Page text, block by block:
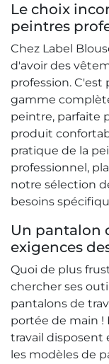
Le choix
peintres
Chez Label
d'avoir des
profession.
gamme
peintre, parfaite
produit
pratique de la
professionnel,
notre sélection
besoins
Un pantalon
exigences
Quoi de plus
chercher ses
pantalons de
portée de main !
travail disposent
les modèles de